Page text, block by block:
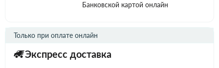
Банковской картой онлайн
Экспресс доставка
Только при оплате онлайн